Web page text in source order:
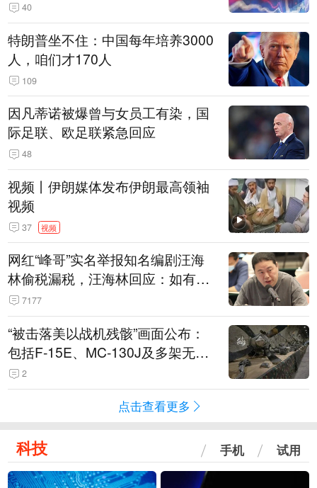
40
特朗普坐不住：中国每年培养3000
人，咱们才170人
109
因凡蒂诺被爆曾与女员工有染，国
际足联、欧足联紧急回应
48
视频丨伊朗媒体发布伊朗最高领袖
视频
37 视频
网红“峰哥”实名举报知名编剧汪海
林偷税漏税，汪海林回应：如有违
法行为，相关机构自会进行评判和
处理
7177
“被击落美以战机残骸”画面公布：
包括F-15E、MC-130J及多架无人
机 2
点击查看更多
科技 手机 试用